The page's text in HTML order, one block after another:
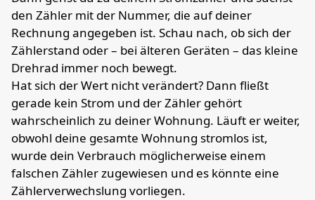
den Zähler mit der Nummer, die auf deiner
Rechnung angegeben ist. Schau nach, ob sich der
Zählerstand oder – bei älteren Geräten – das kleine
Drehrad immer noch bewegt.
Hat sich der Wert nicht verändert? Dann fließt
gerade kein Strom und der Zähler gehört
wahrscheinlich zu deiner Wohnung. Läuft er weiter,
obwohl deine gesamte Wohnung stromlos ist,
wurde dein Verbrauch möglicherweise einem
falschen Zähler zugewiesen und es könnte eine
Zählerverwechslung vorliegen.